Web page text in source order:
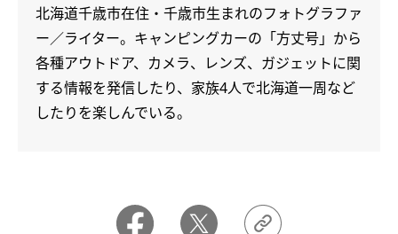
北海道千歳市在住・千歳市生まれのフォトグラファ
ー／ライター。キャンピングカーの「方丈号」から
各種アウトドア、カメラ、レンズ、ガジェットに関
する情報を発信したり、家族4人で北海道一周など
したりを楽しんでいる。